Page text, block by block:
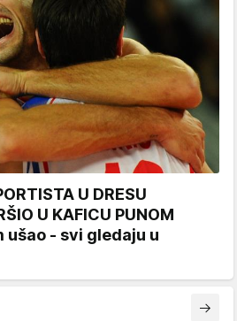
U DRESU
U KAFICU PUNOM
ušao - svi gledaju u